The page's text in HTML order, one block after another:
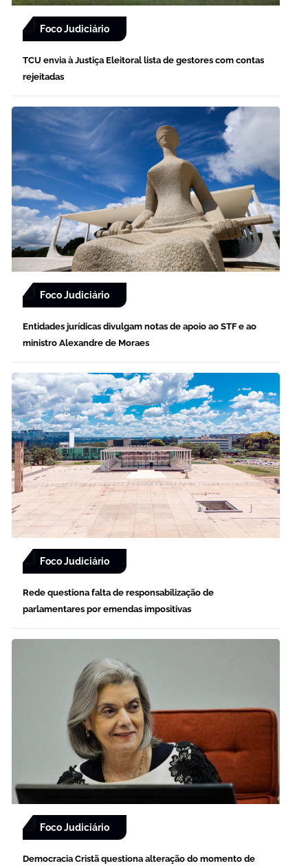
Foco Judiciário
TCU envia à Justiça Eleitoral lista de gestores com contas
rejeitadas
Foco Judiciário
Entidades jurídicas divulgam notas de apoio ao STF e ao
ministro Alexandre de Moraes
Foco Judiciário
Rede questiona falta de responsabilização de
parlamentares por emendas impositivas
Foco Judiciário
Democracia Cristã questiona alteração do momento de